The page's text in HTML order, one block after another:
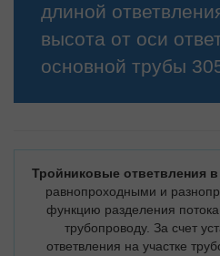
длиной
высота от оси
основной трубы
Тройниковые ответвления
равнопроходными и
функцию разделения
трубопроводу. За счет
ответвления на участке